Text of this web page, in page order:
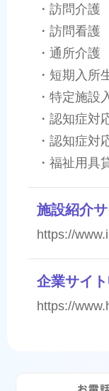
・訪問介護
・訪問看護
・通所介護
・短期入所
・特定施設
・認知症対
・認知症対
・福祉用具
施設紹介サ
https://
企業サイト
https://